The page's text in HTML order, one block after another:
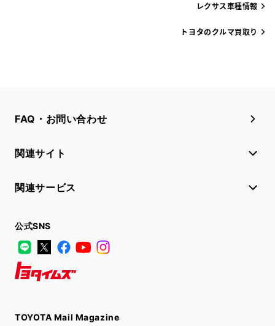
レクサス車種情報
トヨタのクルマ買取り
FAQ・お問い合わせ
関連サイト
関連サービス
公式SNS
LINE
X FacebookYouTube
TOYOTA Mail Magazine